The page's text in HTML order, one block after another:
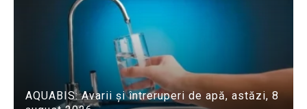
AQUABIS: Avarii și întreruperi de apă, astăzi, 8